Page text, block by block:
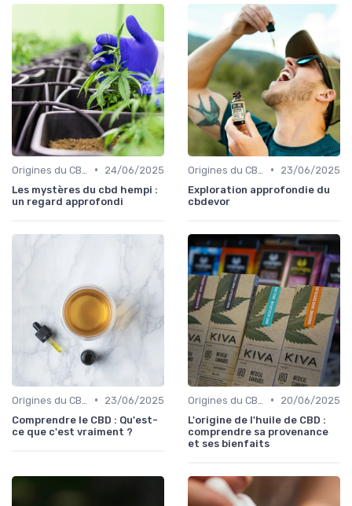
•
24/06/2025
Les mystères du cbd hempi :
un regard approfondi
•
23/06/2025
Exploration approfondie du
cbdevor
•
23/06/2025
Comprendre le CBD : Qu'est-
ce que c'est vraiment ?
•
20/06/2025
L'origine de l'huile de CBD :
comprendre sa provenance
et ses bienfaits